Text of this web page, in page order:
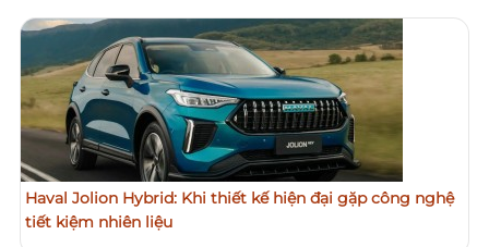
Haval Jolion Hybrid: Khi thiết kế hiện đại gặp công nghệ
tiết kiệm nhiên liệu